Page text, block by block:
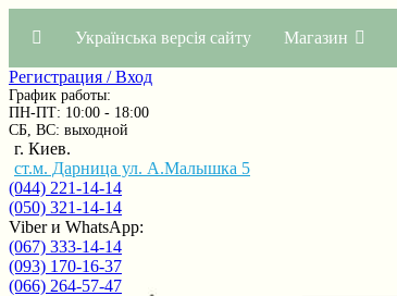
Українська версія сайту Магазин
Регистрация / Вход
График работы:
ПН-ПТ: 10:00 - 18:00
СБ, ВС: выходной
г. Киев.
ст.м. Дарница ул. А.Малышка 5
(044) 221-14-14
(050) 321-14-14
Viber и WhatsApp:
(067) 333-14-14
(093) 170-16-37
(066) 264-57-47